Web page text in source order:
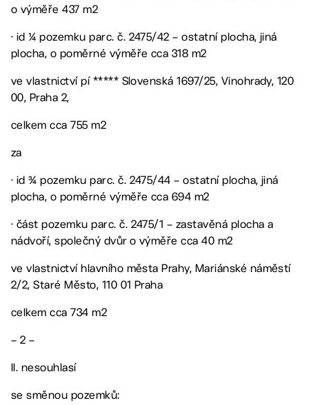
o výměře 437 m2
· id ¼ pozemku parc. č. 2475/42 – ostatní plocha, jiná
plocha, o poměrné výměře cca 318 m2
ve vlastnictví pí ***** Slovenská 1697/25, Vinohrady, 120
00, Praha 2,
celkem cca 755 m2
za
· id ¾ pozemku parc. č. 2475/44 – ostatní plocha, jiná
plocha, o poměrné výměře cca 694 m2
· část pozemku parc. č. 2475/1 – zastavěná plocha a
nádvoří, společný dvůr o výměře cca 40 m2
ve vlastnictví hlavního města Prahy, Mariánské náměstí
2/2, Staré Město, 110 01 Praha
celkem cca 734 m2
– 2 –
II. nesouhlasí
se směnou pozemků: